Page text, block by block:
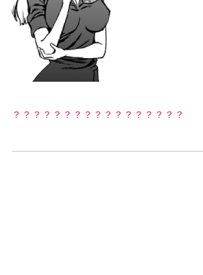
？？？？？？？？？？？？？？？？？